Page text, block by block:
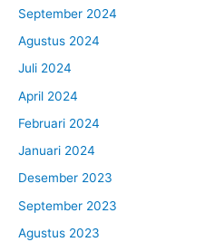
September 2024
Agustus 2024
Juli 2024
April 2024
Februari 2024
Januari 2024
Desember 2023
September 2023
Agustus 2023